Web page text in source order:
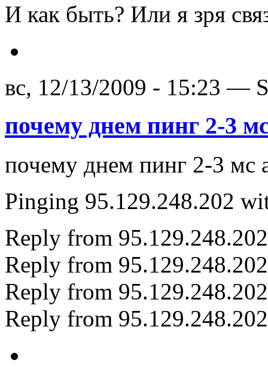
И как быть? Или я зря
вс, 12/13/2009 - 15:23 —
почему днем пинг 2-3
почему днем пинг 2-3 мс
Pinging 95.129.248.202
Reply from
Reply from
Reply from
Reply from